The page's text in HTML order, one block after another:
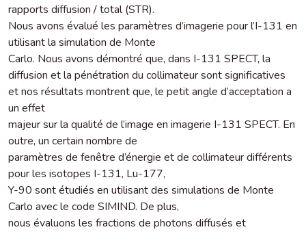
rapports diffusion / total (STR).
Nous avons évalué les paramètres d’imagerie pour l’I-131 en
utilisant la simulation de Monte
Carlo. Nous avons démontré que, dans I-131 SPECT, la
diffusion et la pénétration du collimateur sont significatives
et nos résultats montrent que, le petit angle d’acceptation a
un effet
majeur sur la qualité de l’image en imagerie I-131 SPECT. En
outre, un certain nombre de
paramètres de fenêtre d’énergie et de collimateur différents
pour les isotopes I-131, Lu-177,
Y-90 sont étudiés en utilisant des simulations de Monte
Carlo avec le code SIMIND. De plus,
nous évaluons les fractions de photons diffusés et